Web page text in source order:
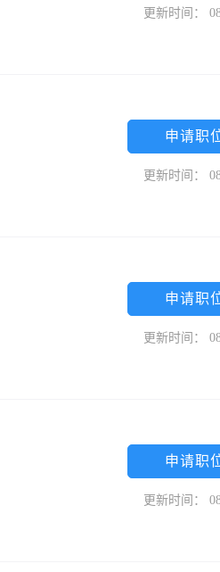
更新时间：
申请职
更新时间：
申请职
更新时间：
申请职
更新时间：